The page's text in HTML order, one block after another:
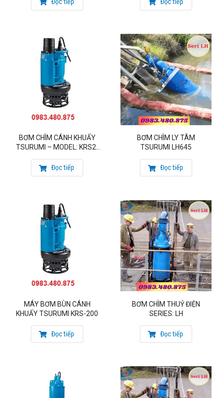
CÔNG TY CỔ PHẦN MATRA QUỐC TẾ
Đại diện Uỷ quyền của hãng bơm Tsurumi – Nhật
Đại diện Uỷ quyền của hãng bơm Matra – Italy
Mobile: 084.761.8888
Hoàng Mai, Hà Nội
Văn phòng : 76 Nguyễn Háo Vĩnh, Phường Tân Quý, Quận
Tân Phú, TP Hồ Chí Minh
xem thêm :máy bơm nước thải đặt cạn
BƠM CHÌM CÁNH KHUẤY
TSURUMI – MODEL: KRS2-
Đọc tiếp
BƠM CHÌM LY TÂM
TSURUMI LH645
Đọc tiếp
MÁY BƠM BÙN CÁNH
KHUẤY TSURUMI KRS-200
Đọc tiếp
BƠM CHÌM THUỶ ĐIỆN
SERIES: LH
Đọc tiếp